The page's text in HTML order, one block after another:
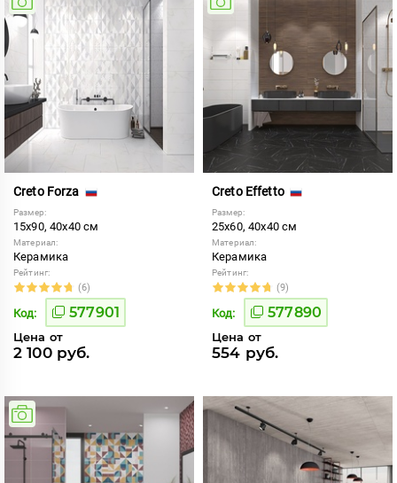
Creto Forza
Размер:
15x90, 40x40 см
Материал:
Керамика
Рейтинг:
(6)
Код: 577901
Цена от
2 100 руб.
Creto Effetto
Размер:
25x60, 40x40 см
Материал:
Керамика
Рейтинг:
(9)
Код: 577890
Цена от
554 руб.